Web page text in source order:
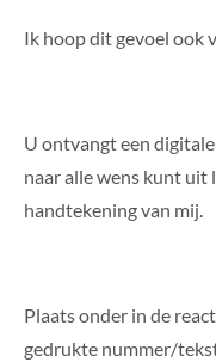
Ik hoop dit gevoel ook
U ontvangt een
naar alle wens kunt
handtekening van mij.
Plaats onder in de
gedrukte nummer/